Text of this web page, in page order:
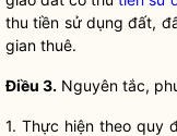
thutiền sử dụng đất,
gian thuê.
Điều 3. Nguyên tắc,
1. Thực hiện theo quy